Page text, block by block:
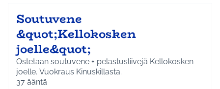
Soutuvene
&quot;Kellokosken
joelle&quot;
Ostetaan soutuvene + pelastusliivejä Kellokosken
joelle. Vuokraus Kinuskillasta.
37 ääntä